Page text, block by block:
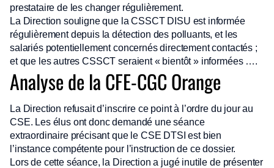
prestataire de les changer régulièrement.
La Direction souligne que la CSSCT DISU est informée
régulièrement depuis la détection des polluants, et les
salariés potentiellement concernés directement contactés ;
et que les autres CSSCT seraient « bientôt » informées ….
Analyse de la CFE-CGC Orange
La Direction refusait d’inscrire ce point à l’ordre du jour au
CSE. Les élus ont donc demandé une séance
extraordinaire précisant que le CSE DTSI est bien
l’instance compétente pour l’instruction de ce dossier.
Lors de cette séance, la Direction a jugé inutile de présenter